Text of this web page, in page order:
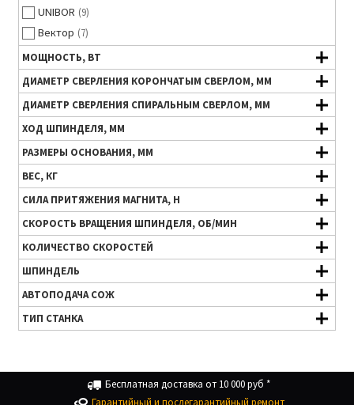
UNIBOR (9)
Вектор (7)
МОЩНОСТЬ, ВТ
ДИАМЕТР СВЕРЛЕНИЯ КОРОНЧАТЫМ СВЕРЛОМ, ММ
ДИАМЕТР СВЕРЛЕНИЯ СПИРАЛЬНЫМ СВЕРЛОМ, ММ
ХОД ШПИНДЕЛЯ, ММ
РАЗМЕРЫ ОСНОВАНИЯ, ММ
ВЕС, КГ
СИЛА ПРИТЯЖЕНИЯ МАГНИТА, Н
СКОРОСТЬ ВРАЩЕНИЯ ШПИНДЕЛЯ, ОБ/МИН
КОЛИЧЕСТВО СКОРОСТЕЙ
ШПИНДЕЛЬ
АВТОПОДАЧА СОЖ
ТИП СТАНКА
Бесплатная доставка от 10 000 руб *